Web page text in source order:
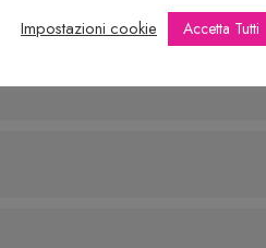
Impostazioni cookie
Accetta Tutti